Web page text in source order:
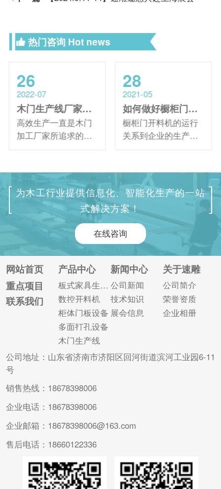
热门咨询 Hot news
26
2022-07
木门生产线厂家分析当下木门加工中出现的问题以及解决措施
高效生产一直是木门
加工厂家所追求的生
产目标。然而，由于
观认识，阻碍了我国
木门自动化加工制造
的前进过程。 当前木
门加工中存在的问
题： 1、效率低、精
度差 由于木门材料种
类繁多，结构和形状
复杂，存在生产效率
低、加工精度低、产
品质量差、劳动强度
高、材料浪费、安全
性差等问题。 2、资
28
2021-05
如何做好橱柜门开料机预防性维护工作？
橱柜门开料机的运行
关系到企业的生产质
量以及效率，因此一
护，所谓预防性维
护，是指在故障发生
之前，要注意消除可
能导致设备故障、故
障后难以解决的因
素。一般来说应该包
括：设备选型、设备
正确使用、运行中的
检查。 在设备选型研
究中，除了设备的可
用度参数外，其可修
参数还应包括：设备
为木工行业提供信息化、智能化生产的一站
式解决方案！
在线咨询
网站首页
重点项目
联系我们
产品中心
板式家具生产线
数控开料机
柜体门板设备
多面打孔设备
木门生产线
新闻中心
公司新闻
技术知识
展会信息
关于速雕
公司简介
荣誉资质
企业相册
公司地址：山东省济南市济阳区回河街道滨河工业园6-11
号
销售热线：18678398006
企业电话：18678398006
企业邮箱：18678398006@163.com
售后电话：18660122336